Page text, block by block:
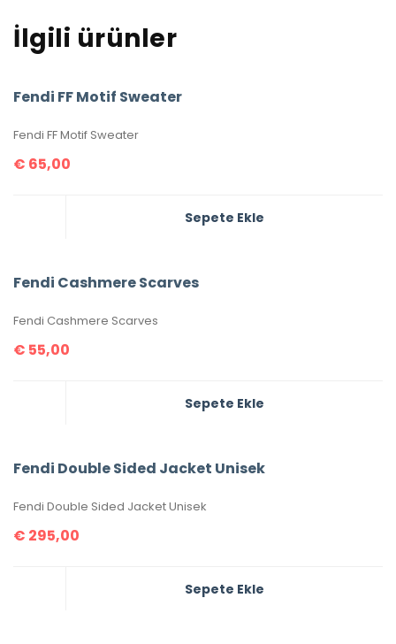
İlgili ürünler
Fendi FF Motif Sweater
Fendi FF Motif Sweater
€ 65,00
Sepete Ekle
Fendi Cashmere Scarves
Fendi Cashmere Scarves
€ 55,00
Sepete Ekle
Fendi Double Sided Jacket Unisek
Fendi Double Sided Jacket Unisek
€ 295,00
Sepete Ekle